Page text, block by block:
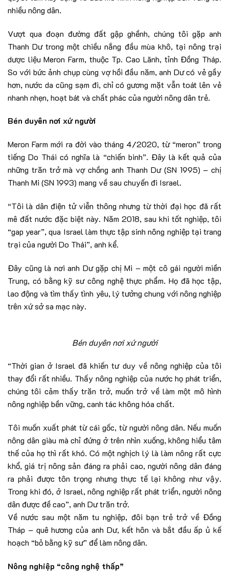
nhiều nông dân.
Vượt qua đoạn đường đất gập ghềnh, chúng tôi gặp anh
Thanh Dư trong một chiều nắng đầu mùa khô, tại nông trại
dược liệu Meron Farm, thuộc Tp. Cao Lãnh, tỉnh Đồng Tháp.
So với bức ảnh chụp cùng vợ hồi đầu năm, anh Dư có vẻ gầy
hơn, nước da cũng sạm đi, chỉ có gương mặt vẫn toát lên vẻ
nhanh nhẹn, hoạt bát và chất phác của người nông dân trẻ.
Bén duyên nơi xứ người
Meron Farm mới ra đời vào tháng 4/2020, từ “meron” trong
tiếng Do Thái có nghĩa là “chiến binh”. Đây là kết quả của
những trăn trở mà vợ chồng anh Thanh Dư (SN 1995) – chị
Thanh Mi (SN 1993) mang về sau chuyến đi Israel.
“Tôi là dân điện tử viễn thông nhưng từ thời đại học đã rất
mê đất nước đặc biệt này. Năm 2018, sau khi tốt nghiệp, tôi
“gap year”, qua Israel làm thực tập sinh nông nghiệp tại trang
trại của người Do Thái”, anh kể.
Đây cũng là nơi anh Dư gặp chị Mi – một cô gái người miền
Trung, có bằng kỹ sư công nghệ thực phẩm. Họ đã học tập,
lao động và tìm thấy tình yêu, lý tưởng chung với nông nghiệp
trên xứ sở sa mạc này.
Bén duyên nơi xứ người
“Thời gian ở Israel đã khiến tư duy về nông nghiệp của tôi
thay đổi rất nhiều. Thấy nông nghiệp của nước họ phát triển,
chúng tôi cảm thấy trăn trở, muốn trở về làm một mô hình
nông nghiệp bền vững, canh tác không hóa chất.
Tôi muốn xuất phát từ cái gốc, từ người nông dân. Nếu muốn
nông dân giàu mà chỉ đứng ở trên nhìn xuống, không hiểu tâm
thế của họ thì rất khó. Có một nghịch lý là làm nông rất cực
khổ, giá trị nông sản đáng ra phải cao, người nông dân đáng
ra phải được tôn trọng nhưng thực tế lại không như vậy.
Trong khi đó, ở Israel, nông nghiệp rất phát triển, người nông
dân được đề cao”, anh Dư trăn trở.
Về nước sau một năm tu nghiệp, đôi bạn trẻ trở về Đồng
Tháp – quê hương của anh Dư, kết hôn và bắt đầu ấp ủ kế
hoạch “bỏ bằng kỹ sư” để làm nông dân.
Nông nghiệp “công nghệ thấp”